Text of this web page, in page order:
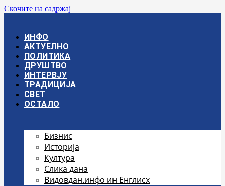
Скочите на садржај
ИНФО
АКТУЕЛНО
ПОЛИТИКА
ДРУШТВО
ИНТЕРВЈУ
ТРАДИЦИЈА
СВЕТ
ОСТАЛО
Бизнис
Историја
Култура
Слика дана
Видовдан.инфо ин Енглисх